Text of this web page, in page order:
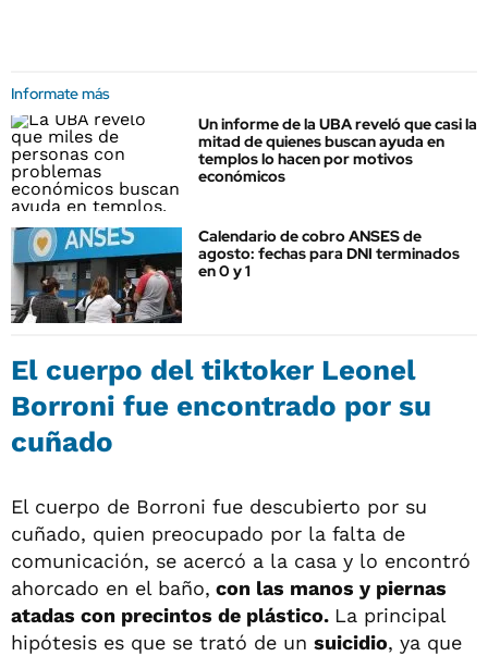
Informate más
Un informe de la UBA reveló que casi la
mitad de quienes buscan ayuda en
templos lo hacen por motivos
económicos
Calendario de cobro ANSES de
agosto: fechas para DNI terminados
en 0 y 1
El cuerpo del tiktoker Leonel
Borroni fue encontrado por su
cuñado
El cuerpo de Borroni fue descubierto por su
cuñado, quien preocupado por la falta de
comunicación, se acercó a la casa y lo encontró
ahorcado en el baño, con las manos y piernas
atadas con precintos de plástico. La principal
hipótesis es que se trató de un suicidio, ya que